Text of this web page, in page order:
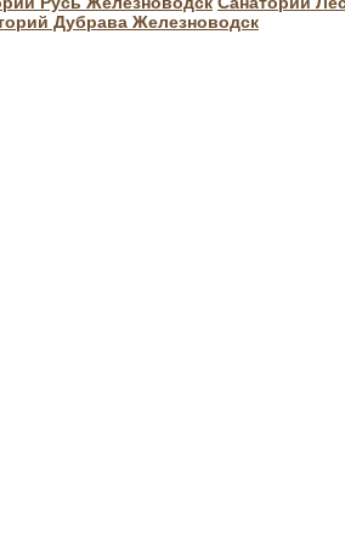
Дубрава Железноводск